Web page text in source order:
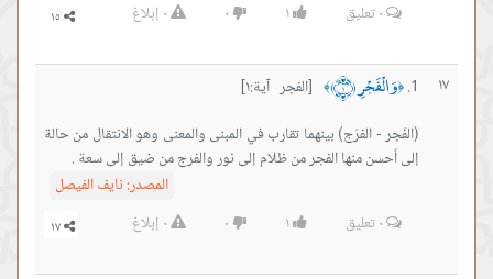
٠تعليق ١ ٠ ٠ إبلاغ
١٧ ﴿وَالْفَجْرِ ﴿١﴾ ﴾
[الفجر آية:١]
(الفَجر - الفرَج) بينهما تقارب في المبنى والمعنى وهو الانتقال من حالة
إلى أحسن منها الفجر من ظلام إلى نور والفرج من ضيق إلى سعة .
المصدر:نايف الفيصل
٠تعليق ١ ٠ ٠ إبلاغ